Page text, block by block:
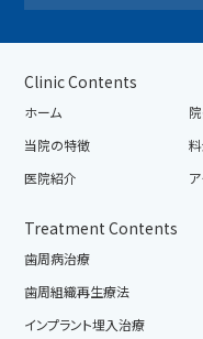
Clinic Contents
ホーム
当院の特徴
医院紹介
Treatment Contents
歯周病治療
歯周組織再生療法
インプラント埋入治療